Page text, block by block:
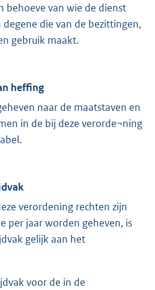
behoeve van wie de dienst
die van de bezittingen,
gebruik maakt.
heffing
naar de maatstaven en
in de bij deze verorde¬ning
verordening rechten zijn
per jaar worden geheven, is
gelijk aan het
voor de in de